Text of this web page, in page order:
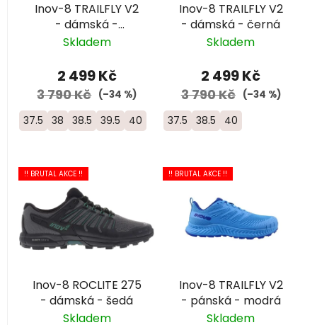
ů
Inov-8 TRAILFLY V2
- dámská -
tyrkysová
Skladem
2 499 Kč
3 790 Kč (–34 %)
37.5 38 38.5 39.5 40
Inov-8 TRAILFLY V2
- dámská - černá
Skladem
2 499 Kč
3 790 Kč (–34 %)
37.5 38.5 40
!! BRUTAL AKCE !!
Inov-8 ROCLITE 275
- dámská - šedá
Skladem
!! BRUTAL AKCE !!
Inov-8 TRAILFLY V2
- pánská - modrá
Skladem